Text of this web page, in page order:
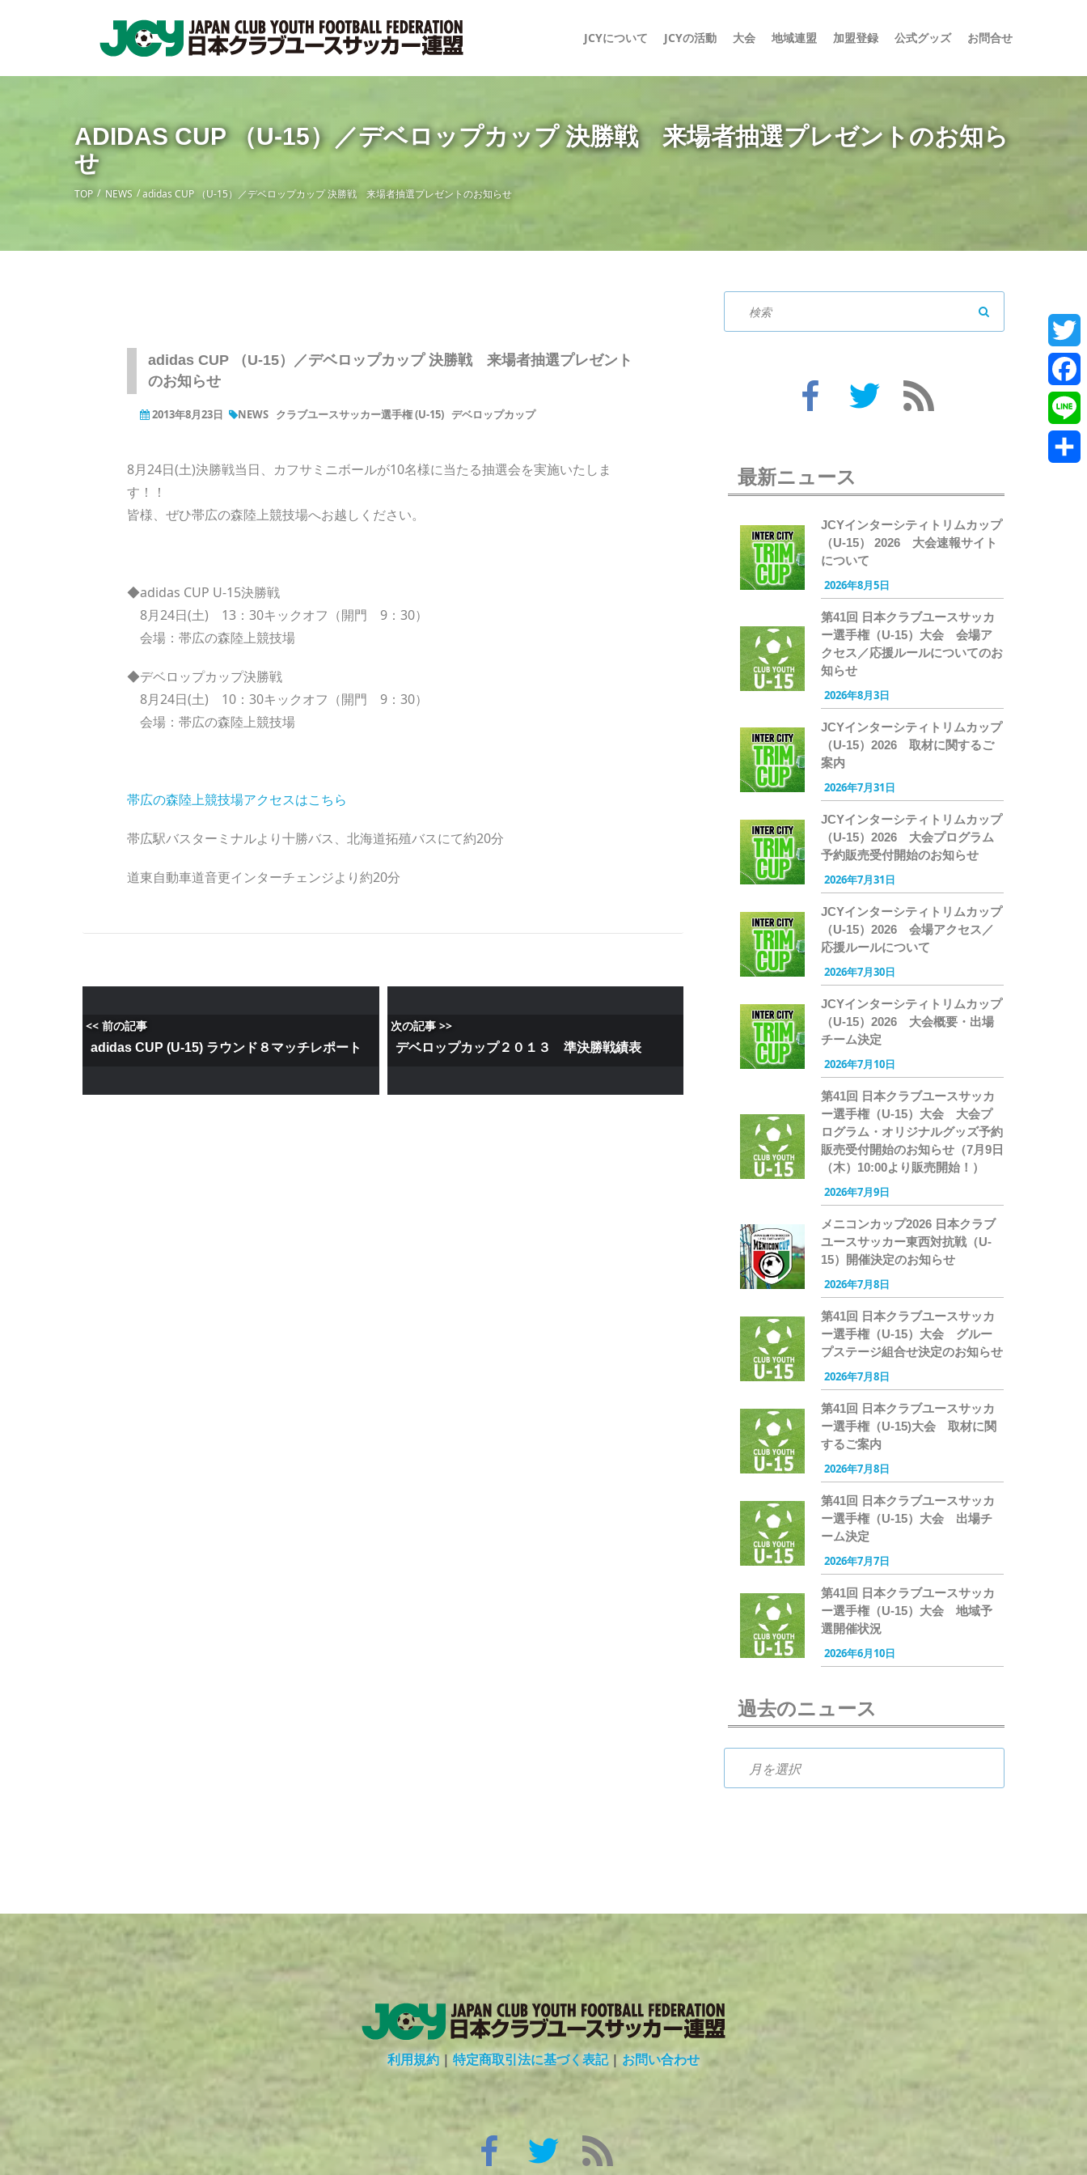
JCYについて JCYの活動 大会 地域連盟 加盟登録 公式グッズ お問合せ
ADIDAS CUP （U-15）／デベロップカップ 決勝戦 来場者抽選プレゼントのお知ら
せ
TOP NEWS adidas CUP （U-15）／デベロップカップ 決勝戦 来場者抽選プレゼントのお知らせ
adidas CUP （U-15）／デベロップカップ 決勝戦 来場者抽選プレゼント
のお知らせ
2013年8月23日 NEWS クラブユースサッカー選手権 (U-15) デベロップカップ
8月24日(土)決勝戦当日、カフサミニボールが10名様に当たる抽選会を実施いたしま
す！！
皆様、ぜひ帯広の森陸上競技場へお越しください。
◆adidas CUP U-15決勝戦
8月24日(土) 13：30キックオフ（開門 9：30）
会場：帯広の森陸上競技場
◆デベロップカップ決勝戦
8月24日(土) 10：30キックオフ（開門 9：30）
会場：帯広の森陸上競技場
帯広の森陸上競技場アクセスはこちら
帯広駅バスターミナルより十勝バス、北海道拓殖バスにて約20分
道東自動車道音更インターチェンジより約20分
<< 前の記事
adidas CUP (U-15) ラウンド８マッチレポート
次の記事 >>
デベロップカップ２０１３ 準決勝戦績表
最新ニュース
JCYインターシティトリムカップ
（U-15） 2026 大会速報サイト
について
2026年8月5日
第41回 日本クラブユースサッカ
ー選手権（U-15）大会 会場ア
クセス／応援ルールについてのお
知らせ
2026年8月3日
JCYインターシティトリムカップ
（U-15）2026 取材に関するご
案内
2026年7月31日
JCYインターシティトリムカップ
（U-15）2026 大会プログラム
予約販売受付開始のお知らせ
2026年7月31日
JCYインターシティトリムカップ
（U-15）2026 会場アクセス／
応援ルールについて
2026年7月30日
JCYインターシティトリムカップ
（U-15）2026 大会概要・出場
チーム決定
2026年7月10日
第41回 日本クラブユースサッカ
ー選手権（U-15）大会 大会プ
ログラム・オリジナルグッズ予約
販売受付開始のお知らせ（7月9日
（木）10:00より販売開始！）
2026年7月9日
メニコンカップ2026 日本クラブ
ユースサッカー東西対抗戦（U-
15）開催決定のお知らせ
2026年7月8日
第41回 日本クラブユースサッカ
ー選手権（U-15）大会 グルー
プステージ組合せ決定のお知らせ
2026年7月8日
第41回 日本クラブユースサッカ
ー選手権（U-15)大会 取材に関
するご案内
2026年7月8日
第41回 日本クラブユースサッカ
ー選手権（U-15）大会 出場チ
ーム決定
2026年7月7日
第41回 日本クラブユースサッカ
ー選手権（U-15）大会 地域予
選開催状況
2026年6月10日
過去のニュース
利用規約 | 特定商取引法に基づく表記|お問い合わせ
Line